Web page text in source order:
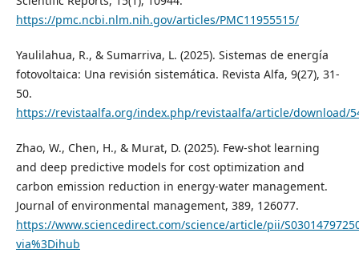
https://pmc.ncbi.nlm.nih.gov/articles/PMC11955515/
Yaulilahua, R., & Sumarriva, L. (2025). Sistemas de energía
fotovoltaica: Una revisión sistemática. Revista Alfa, 9(27), 31-
50.
https://revistaalfa.org/index.php/revistaalfa/article/download/
Zhao, W., Chen, H., & Murat, D. (2025). Few-shot learning
and deep predictive models for cost optimization and
carbon emission reduction in energy-water management.
Journal of environmental management, 389, 126077.
https://www.sciencedirect.com/science/article/pii/
via%3Dihub